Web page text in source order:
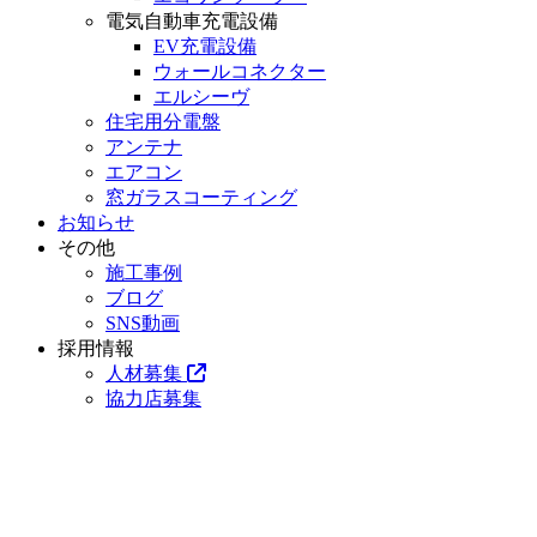
電気自動車充電設備
EV充電設備
ウォールコネクター
エルシーヴ
住宅用分電盤
アンテナ
エアコン
窓ガラスコーティング
お知らせ
その他
施工事例
ブログ
SNS動画
採用情報
人材募集
協力店募集